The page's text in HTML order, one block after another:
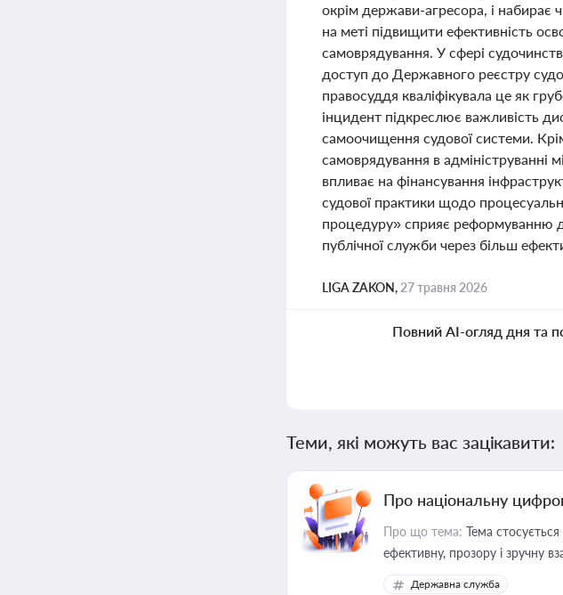
окрім держави-агресора, і набирає
на меті підвищити ефективність
самоврядування. У сфері
доступ до Державного реєстру
правосуддя кваліфікувала це як
інцидент підкреслює важливість
самоочищення судової системи.
самоврядування в адмініструванні
впливає на фінансування
судової практики щодо
процедуру» сприяє реформуванню
публічної служби через більш
LIGA ZAKON, 27 травня 2026
Повний AI-огляд дня та
Теми, які можуть вас зацікавити:
Про національну
Про що тема: Тема
ефективну, прозору і зручну
Державна служба